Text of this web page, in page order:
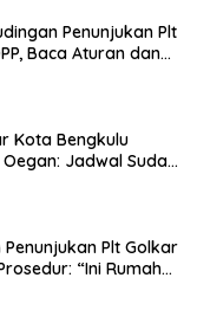
Penunjukan Plt
Baca Aturan dan
Kota Bengkulu
Jadwal Sudah
Plt Golkar
“Ini Rumah